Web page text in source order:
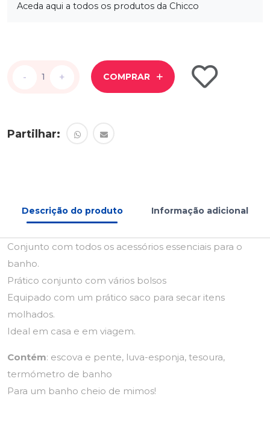
Aceda aqui a todos os produtos da Chicco
- +
- + COMPRAR
Partilhar:
Descrição do produto Informação adicional
Conjunto com todos os acessórios essenciais para o
banho.
Prático conjunto com vários bolsos
Equipado com um prático saco para secar itens
molhados.
Ideal em casa e em viagem.
Contém: escova e pente, luva-esponja, tesoura,
termómetro de banho
Para um banho cheio de mimos!